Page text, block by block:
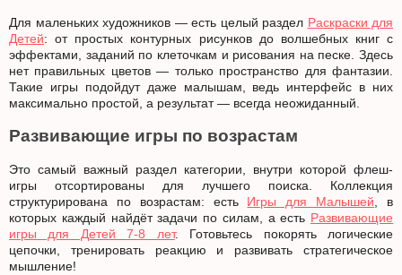
Для маленьких художников — есть целый раздел Раскраски для
Детей: от простых контурных рисунков до волшебных книг с
эффектами, заданий по клеточкам и рисования на песке. Здесь
нет правильных цветов — только пространство для фантазии.
Такие игры подойдут даже малышам, ведь интерфейс в них
максимально простой, а результат — всегда неожиданный.
Развивающие игры по возрастам
Это самый важный раздел категории, внутри которой флеш-
игры отсортированы для лучшего поиска. Коллекция
структурирована по возрастам: есть Игры для Малышей, в
которых каждый найдёт задачи по силам, а есть Развивающие
игры для Детей 7-8 лет. Готовьтесь покорять логические
цепочки, тренировать реакцию и развивать стратегическое
мышление!